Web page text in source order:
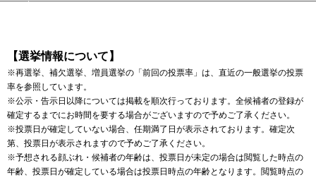
【選挙情報について】
※再選挙、補欠選挙、増員選挙の「前回の投票率」は、直近の一般選挙の投票
率を参照しています。
※公示・告示日以降については掲載を順次行っております。全候補者の登録が
確定するまでにお時間を要する場合がございますので予めご了承ください。
※投票日が確定していない場合、任期満了日が表示されております。確定次
第、投票日が表示されますので予めご了承ください。
※予想される顔ぶれ・候補者の年齢は、投票日が未定の場合は閲覧した時点の
年齢、投票日が確定している場合は投票日時点の年齢となります。閲覧時点の